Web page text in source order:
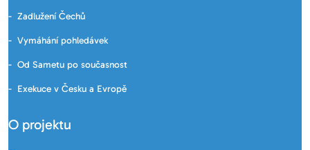
Zadlužení Čechů
Vymáhání pohledávek
Od Sametu po současnost
Exekuce v Česku a Evropě
O projektu